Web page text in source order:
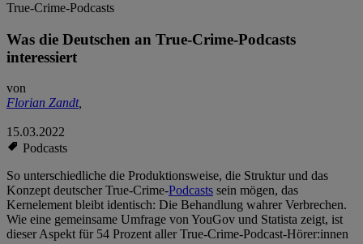
True-Crime-Podcasts
Was die Deutschen an True-Crime-Podcasts
interessiert
von
Florian Zandt,
15.03.2022
Podcasts
So unterschiedliche die Produktionsweise, die Struktur und das
Konzept deutscher True-Crime-Podcasts sein mögen, das
Kernelement bleibt identisch: Die Behandlung wahrer Verbrechen.
Wie eine gemeinsame Umfrage von YouGov und Statista zeigt, ist
dieser Aspekt für 54 Prozent aller True-Crime-Podcast-Hörer:innen